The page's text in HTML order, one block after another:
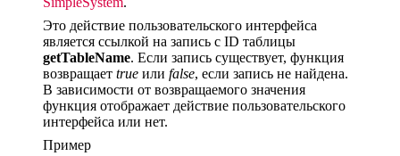
Это действие пользовательского интерфейса
является ссылкой на запись с ID таблицы
getTableName. Если запись существует, функция
возвращает true или false, если запись не найдена.
В зависимости от возвращаемого значения
функция отображает действие пользовательского
интерфейса или нет.
Пример